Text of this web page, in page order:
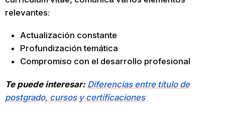
relevantes:
Actualización constante
Profundización temática
Compromiso con el desarrollo profesional
Te puede interesar: Diferencias entre título de
postgrado, cursos y certificaciones